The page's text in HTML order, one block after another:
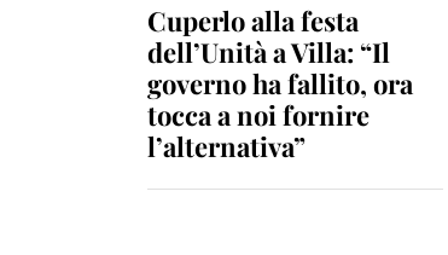
Cuperlo alla festa
dell’Unità a Villa: “Il
governo ha fallito, ora
tocca a noi fornire
l’alternativa”